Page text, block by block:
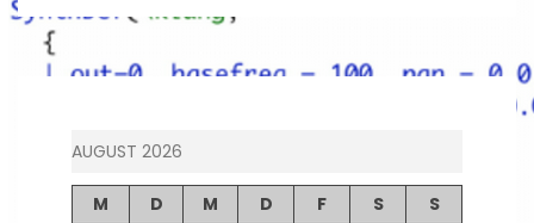
AUGUST 2026
M D M D F S
S